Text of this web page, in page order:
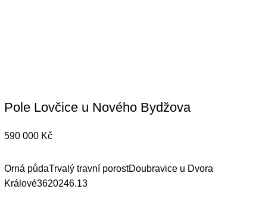
Pole Lovčice u Nového Bydžova
590 000 Kč
Orná půdaTrvalý travní porostDoubravice u Dvora
Králové3620246.13